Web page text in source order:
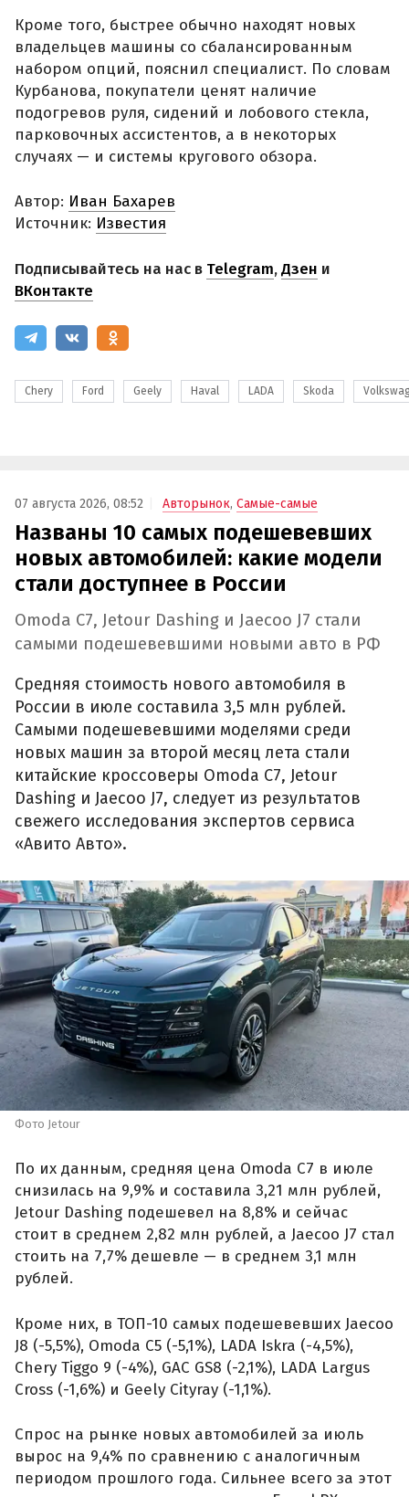
Кроме того, быстрее обычно находят новых
владельцев машины со сбалансированным
набором опций, пояснил специалист. По словам
Курбанова, покупатели ценят наличие
подогревов руля, сидений и лобового стекла,
парковочных ассистентов, а в некоторых
случаях — и системы кругового обзора.
Автор: Иван Бахарев
Источник: Известия
Подписывайтесь на нас в Telegram,Дзен и
ВКонтакте
Chery Ford Geely Haval LADA Skoda
07 августа 2026, 08:52 Авторынок, Самые-самые
Названы 10 самых подешевевших
новых автомобилей: какие модели
стали доступнее в России
Omoda C7, Jetour Dashing и Jaecoo J7 стали
самыми подешевевшими новыми авто в РФ
Средняя стоимость нового автомобиля в
России в июле составила 3,5 млн рублей.
Самыми подешевевшими моделями среди
новых машин за второй месяц лета стали
китайские кроссоверы Omoda C7, Jetour
Dashing и Jaecoo J7, следует из результатов
свежего исследования экспертов сервиса
«Авито Авто».
Фото Jetour
По их данным, средняя цена Omoda C7 в июле
снизилась на 9,9% и составила 3,21 млн рублей,
Jetour Dashing подешевел на 8,8% и сейчас
стоит в среднем 2,82 млн рублей, а Jaecoo J7 стал
стоить на 7,7% дешевле — в среднем 3,1 млн
рублей.
Кроме них, в ТОП-10 самых подешевевших Jaecoo
J8 (-5,5%), Omoda C5 (-5,1%), LADA Iskra (-4,5%),
Chery Tiggo 9 (-4%), GAC GS8 (-2,1%), LADA Largus
Cross (-1,6%) и Geely Cityray (-1,1%).
Спрос на рынке новых автомобилей за июль
вырос на 9,4% по сравнению с аналогичным
периодом прошлого года. Сильнее всего за этот